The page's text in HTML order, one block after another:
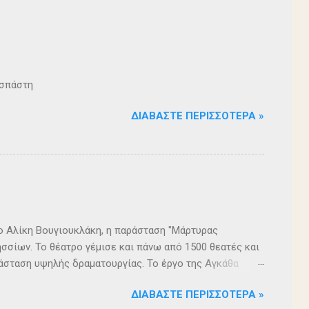
ΔΙΑΒΆΣΤΕ ΠΕΡΙΣΣΌΤΕΡΑ »
Αλίκη Βουγιουκλάκη, η παράσταση "Μάρτυρας
Το θέατρο γέμισε και πάνω από 1500 θεατές και
υψηλής δραματουργίας. Το έργο της Αγκάθα
σημάδεψαν όλους όσους παρακολούθησαν το
ΔΙΑΒΆΣΤΕ ΠΕΡΙΣΣΌΤΕΡΑ »